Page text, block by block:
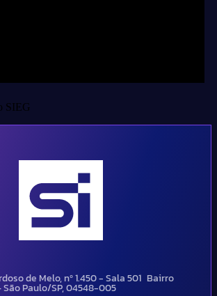
SIEG
de Melo, nº 1.450 - Sala 501 Bairro
Paulo/SP, 04548-005